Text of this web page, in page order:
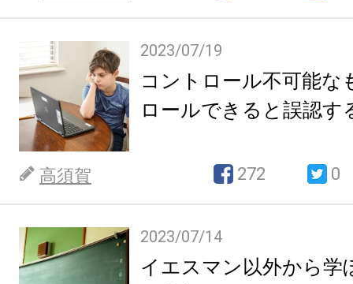
2023/07/19
コントロール不可能な
ロールできると誤認す
高須賀 272 0
2023/07/14
イエスマン以外から学